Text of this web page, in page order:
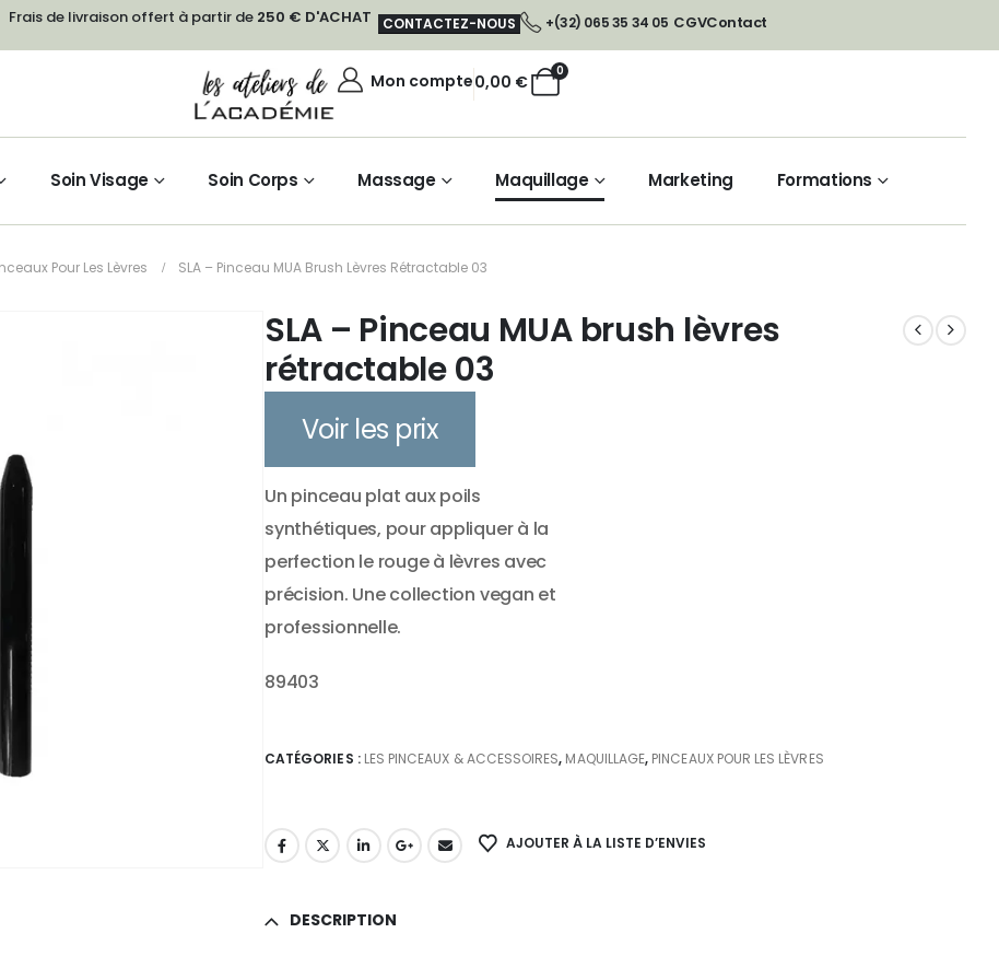
Frais de livraison offert à partir de 250 € D'ACHAT CONTACTEZ-NOUS +(32) 065 35 34 05 CGVContact
Mon compte 0
0,00 €
Soin Visage Soin Corps Massage Maquillage Marketing Formations
Pour Les Lèvres SLA – Pinceau MUA Brush Lèvres Rétractable 03
SLA – Pinceau MUA brush lèvres
rétractable 03
Voir les prix
Un pinceau plat aux poils
synthétiques, pour appliquer à la
perfection le rouge à lèvres avec
précision. Une collection vegan et
professionnelle.
89403
CATÉGORIES : LES PINCEAUX & ACCESSOIRES, MAQUILLAGE, PINCEAUX POUR LES LÈVRES
AJOUTER À LA LISTE D’ENVIES
DESCRIPTION